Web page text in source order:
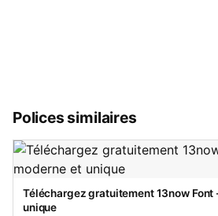
Polices similaires
Téléchargez gratuitement 13now Font
unique